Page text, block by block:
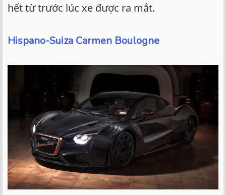
hết từ trước lúc xe được ra mắt.
Hispano-Suiza Carmen Boulogne